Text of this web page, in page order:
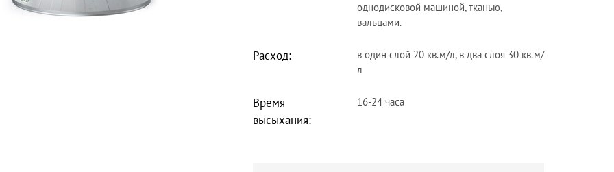
однодисковой машиной, тканью,
вальцами.
Расход:
в один слой 20 кв.м/л, в два слоя 30 кв.м/
л
Время
высыхания:
16-24 часа